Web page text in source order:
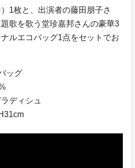
1枚と、出演者の藤田朋子さ
歌を歌う堂珍嘉邦さんの豪華3
ルエコバッグ1点をセットでお
ッグ
ィシュ